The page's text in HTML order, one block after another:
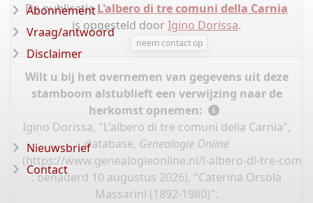
De publicatieL'albero di tre comuni della Carnia
is opgesteld doorIgino Dorissa.
neem contact op
Wilt u bij het overnemen van gegevens uit deze
stamboom alstublieft een verwijzing naar de
herkomst opnemen:
Igino Dorissa, "L'albero di tre comuni della Carnia",
database, Genealogie Online
(https://www.genealogieonline.nl/l-albero-di-tre-
: benaderd 10 augustus 2026), "Caterina Orsola
Massarini (1892-1980)".
Abonnement
Vraag/antwoord
Disclaimer
Nieuwsbrief
Contact